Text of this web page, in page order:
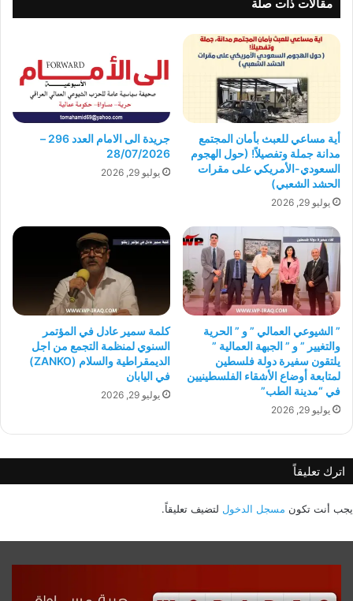
مقالات ذات صلة
أية مساعي للعبث بأمان المجتمع
مدانة جملة وتفصيلاً! (حول الهجوم
السعودي-الأمريكي على مقرات
الحشد الشعبي)
يوليو 29, 2026
جريدة الى الامام العدد 296 –
28/07/2026
يوليو 29, 2026
” الشيوعي العمالي ” و ” الحرية
والتغيير ” و ” الجبهة العمالية ”
يلتقون سفيرة دولة فلسطين
لمتابعة أوضاع الأشقاء الفلسطينيين
في “مدينة الطب”
يوليو 29, 2026
كلمة سمير عادل في المؤتمر
السنوي لمنظمة التجمع من اجل
الديمقراطية والسلام (ZANKO)
في اليابان
يوليو 29, 2026
اترك تعليقاً
يجب أنت تكون مسجل الدخول لتضيف تعليقاً.